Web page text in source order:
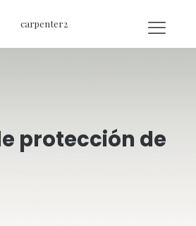
protección de